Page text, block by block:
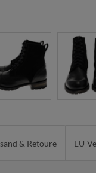
& Retoure EU-